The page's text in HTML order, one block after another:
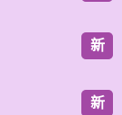
新
新